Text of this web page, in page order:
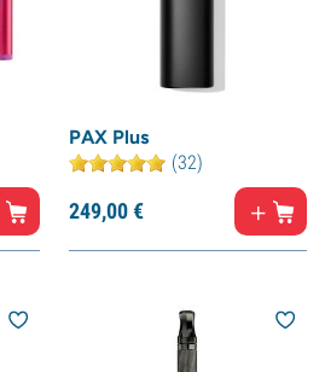
PAX Plus
(32)
249,00€